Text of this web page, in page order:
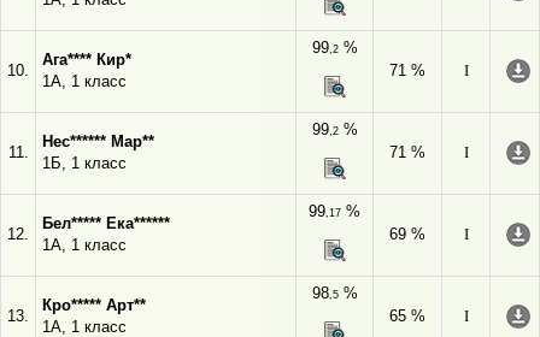
10.
Ага**** Кир*
1А, 1 класс
99,2%
71 %
I
11.
Нес****** Мар**
1Б, 1 класс
99,2%
71 %
I
12.
Бел***** Ека******
1А, 1 класс
99,17 %
69 %
I
13.
Кро***** Арт**
1А, 1 класс
98,5%
65 %
I